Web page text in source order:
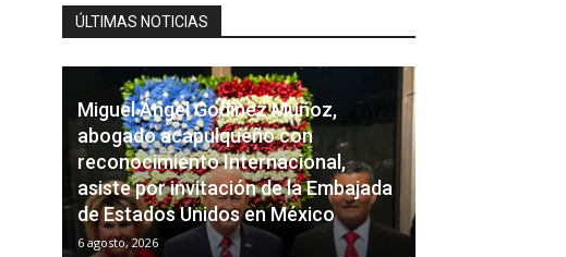
ÚLTIMAS NOTICIAS
Miguel Ángel Godínez Muñoz,
abogado acapulqueño con
reconocimiento Internacional,
asiste por invitación de la Embajada
de Estados Unidos en México
6 agosto, 2026